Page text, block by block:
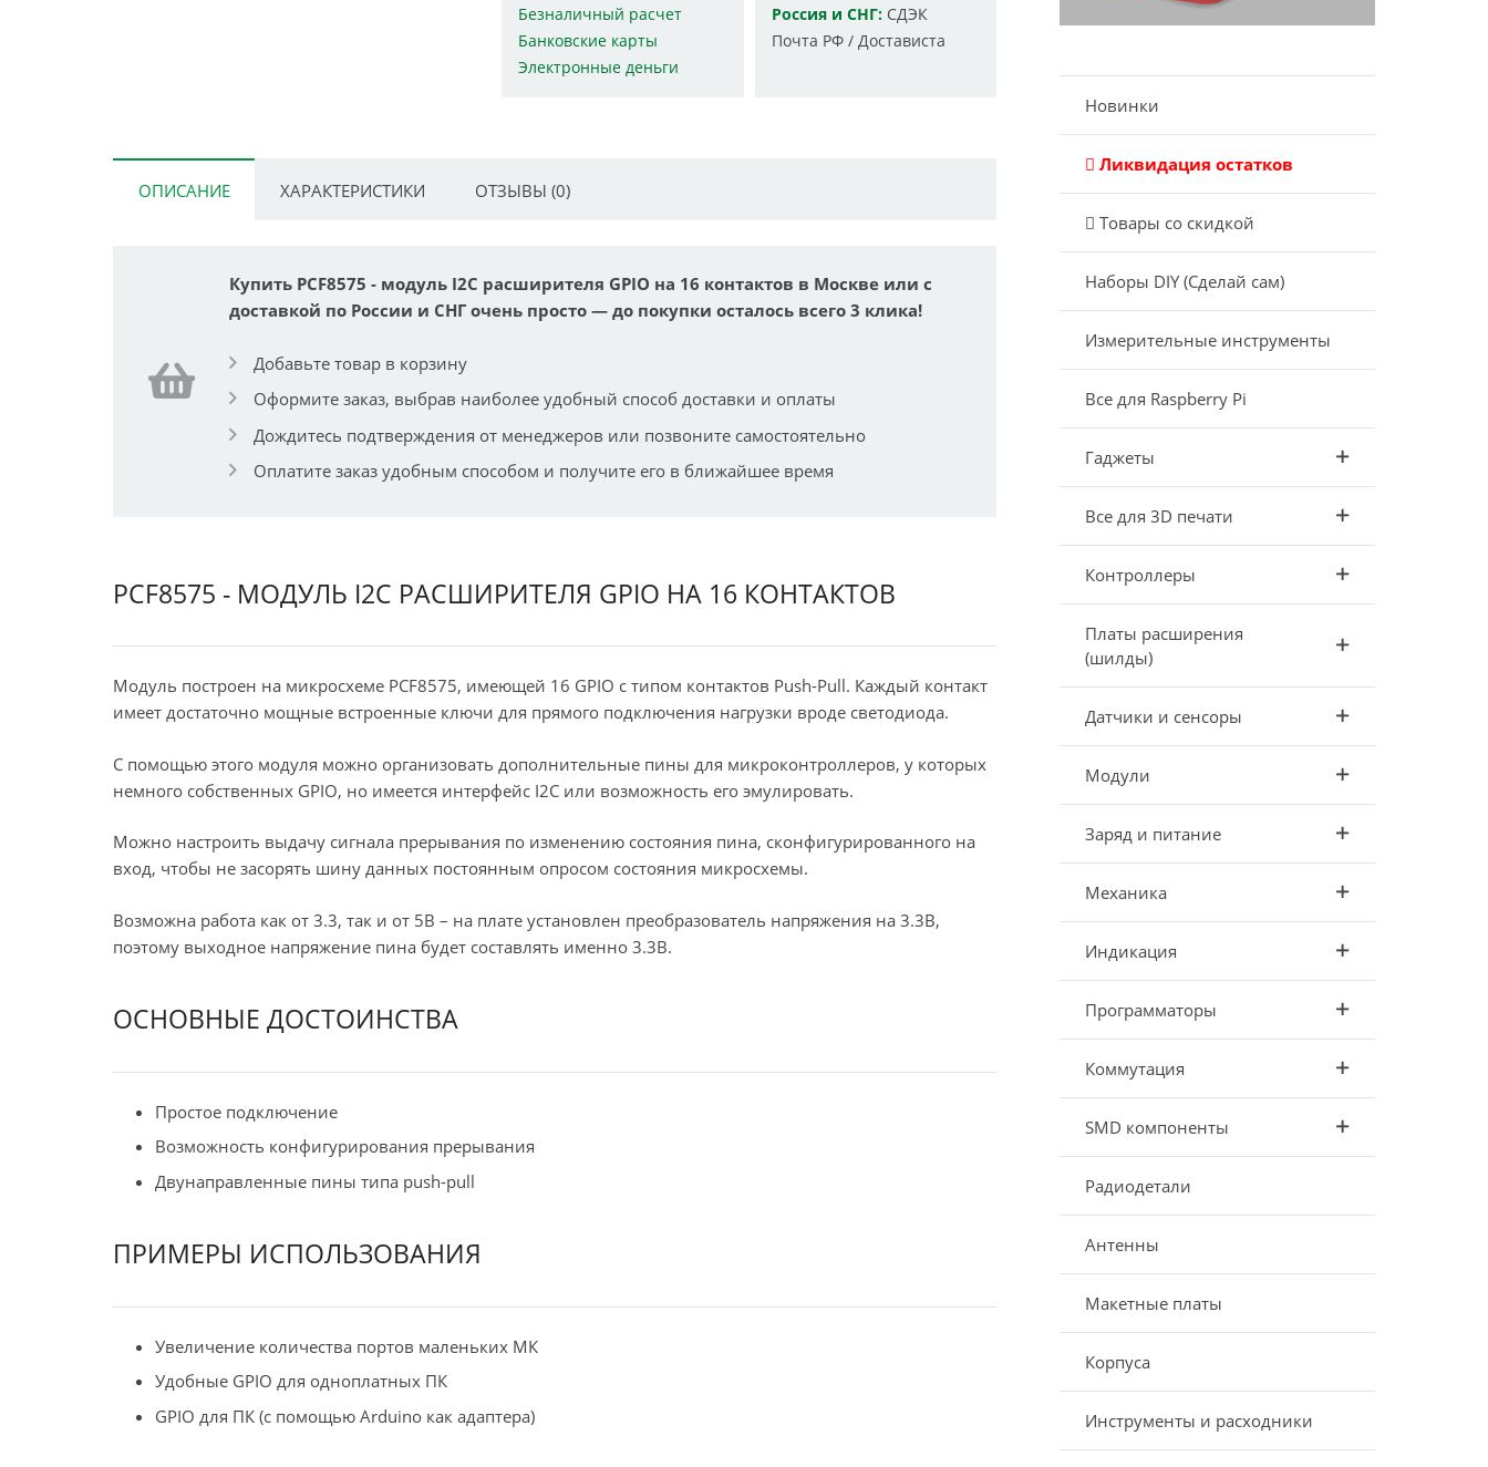
Безналичный расчет
Банковские карты
Электронные деньги
Россия и СНГ:СДЭК
Почта РФ / Достависта
ОПИСАНИЕ ХАРАКТЕРИСТИКИ ОТЗЫВЫ (0)
Купить PCF8575 - модуль I2C расширителя GPIO на 16 контактов в Москве или с
доставкой по России и СНГ очень просто — до покупки осталось всего 3 клика!
Добавьте товар в корзину
Оформите заказ, выбрав наиболее удобный способ доставки и оплаты
Дождитесь подтверждения от менеджеров или позвоните самостоятельно
Оплатите заказ удобным способом и получите его в ближайшее время
PCF8575 - МОДУЛЬ I2C РАСШИРИТЕЛЯ GPIO НА 16 КОНТАКТОВ
Модуль построен на микросхеме PCF8575, имеющей 16 GPIO с типом контактов Push-Pull. Каждый контакт
имеет достаточно мощные встроенные ключи для прямого подключения нагрузки вроде светодиода.
С помощью этого модуля можно организовать дополнительные пины для микроконтроллеров, у которых
немного собственных GPIO, но имеется интерфейс I2C или возможность его эмулировать.
Можно настроить выдачу сигнала прерывания по изменению состояния пина, сконфигурированного на
вход, чтобы не засорять шину данных постоянным опросом состояния микросхемы.
Возможна работа как от 3.3, так и от 5В – на плате установлен преобразователь напряжения на 3.3В,
поэтому выходное напряжение пина будет составлять именно 3.3В.
ОСНОВНЫЕ ДОСТОИНСТВА
Простое подключение
Возможность конфигурирования прерывания
Двунаправленные пины типа push-pull
ПРИМЕРЫ ИСПОЛЬЗОВАНИЯ
Увеличение количества портов маленьких МК
Удобные GPIO для одноплатных ПК
GPIO для ПК (с помощью Arduinoкак адаптера)
Новинки
Ликвидация остатков
Товары со скидкой
Наборы DIY (Сделай сам)
Измерительные инструменты
Все для Raspberry Pi
Гаджеты
Все для 3D печати
Контроллеры
Платы расширения
(шилды)
Датчики и сенсоры
Модули
Заряд и питание
Механика
Индикация
Программаторы
Коммутация
SMD компоненты
Радиодетали
Антенны
Макетные платы
Корпуса
Инструменты и расходники